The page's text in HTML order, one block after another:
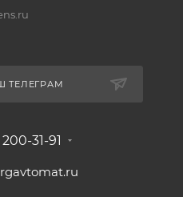
ТЕЛЕГРАМ
31-91